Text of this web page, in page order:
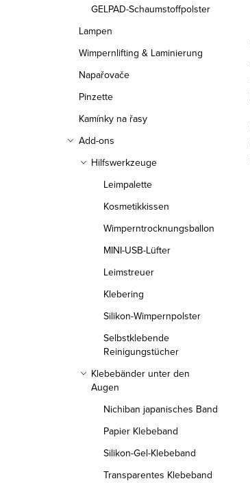
GELPAD-Schaumstoffpolster
Lampen
Wimpernlifting & Laminierung
Napařovače
Pinzette
Kamínky na řasy
Add-ons
Hilfswerkzeuge
Leimpalette
Kosmetikkissen
Wimperntrocknungsballon
MINI-USB-Lüfter
Leimstreuer
Klebering
Silikon-Wimpernpolster
Selbstklebende
Reinigungstücher
Klebebänder unter den
Augen
Nichiban japanisches Band
Papier Klebeband
Silikon-Gel-Klebeband
Transparentes Klebeband